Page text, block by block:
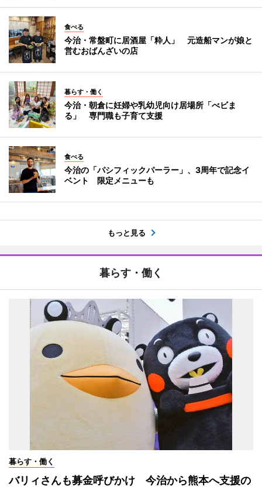
食べる
今治・常盤町に居酒屋「粋人」 元造船マンが娘と
営むおばんざいの店
暮らす・働く
今治・朝倉に妊婦や乳幼児向け居場所「べビま
る」 専門職も子育て支援
食べる
今治の「パシフィックパーラー」、3周年で記念イ
ベント 限定メニューも
もっと見る
暮らす・働く
暮らす・働く
バリィさんも募金呼びかけ 今治から熊本へ支援の